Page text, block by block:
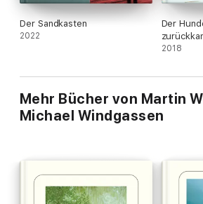
Der Sandkasten
2022
Der
retten
2018
Mehr Bücher von Martin
Michael Windgassen